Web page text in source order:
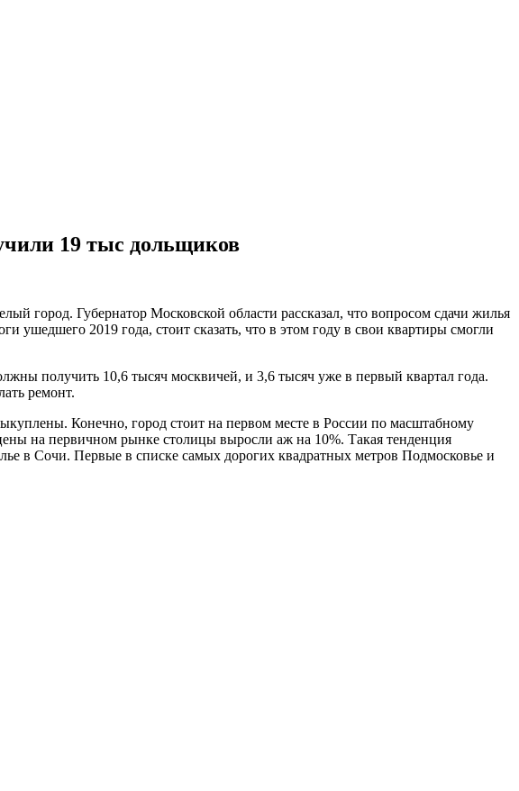
19 тыс дольщиков
город. Губернатор Московской области рассказал, что вопросом сдачи жилья
ушедшего 2019 года, стоит сказать, что в этом году в свои квартиры смогли
получить 10,6 тысяч москвичей, и 3,6 тысяч уже в первый квартал года.
ремонт.
Конечно, город стоит на первом месте в России по масштабному
на первичном рынке столицы выросли аж на 10%. Такая тенденция
в Сочи. Первые в списке самых дорогих квадратных метров Подмосковье и